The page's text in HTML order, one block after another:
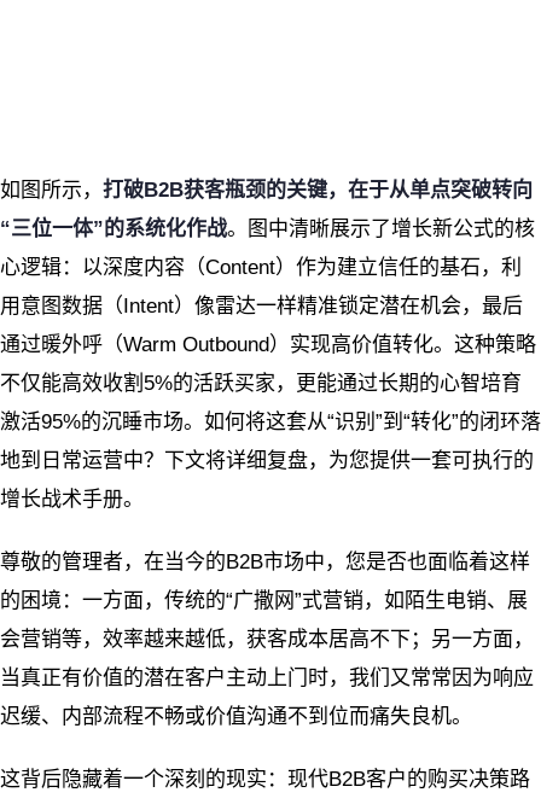
如图所示， 打破B2B获客瓶颈的关键，在于从单点突破转向
“三位一体”的系统化作战。图中清晰展示了增长新公式的核
心逻辑：以深度内容（Content）作为建立信任的基石，利
用意图数据（Intent）像雷达一样精准锁定潜在机会，最后
通过暖外呼（Warm Outbound）实现高价值转化。这种策略
不仅能高效收割5%的活跃买家，更能通过长期的心智培育
激活95%的沉睡市场。如何将这套从“识别”到“转化”的闭环落
地到日常运营中？下文将详细复盘，为您提供一套可执行的
增长战术手册。
尊敬的管理者，在当今的B2B市场中，您是否也面临着这样
的困境：一方面，传统的“广撒网”式营销，如陌生电销、展
会营销等，效率越来越低，获客成本居高不下；另一方面，
当真正有价值的潜在客户主动上门时，我们又常常因为响应
迟缓、内部流程不畅或价值沟通不到位而痛失良机。
这背后隐藏着一个深刻的现实：现代B2B客户的购买决策路